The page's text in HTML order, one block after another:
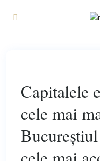
Capitalele
cele mai